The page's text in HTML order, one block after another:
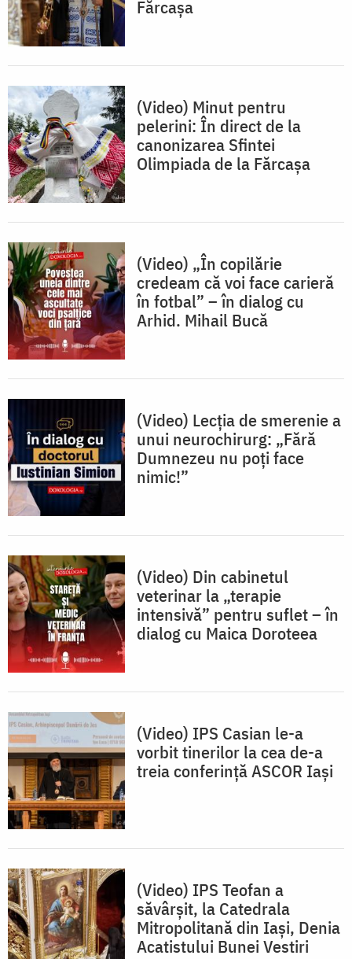
Fărcașa
(Video) Minut pentru
pelerini: În direct de la
canonizarea Sfintei
Olimpiada de la Fărcașa
(Video) „În copilărie
credeam că voi face carieră
în fotbal” – în dialog cu
Arhid. Mihail Bucă
(Video) Lecția de smerenie a
unui neurochirurg: „Fără
Dumnezeu nu poți face
nimic!”
(Video) Din cabinetul
veterinar la „terapie
intensivă” pentru suflet – în
dialog cu Maica Doroteea
(Video) IPS Casian le-a
vorbit tinerilor la cea de-a
treia conferință ASCOR Iași
(Video) IPS Teofan a
săvârșit, la Catedrala
Mitropolitană din Iași, Denia
Acatistului Bunei Vestiri